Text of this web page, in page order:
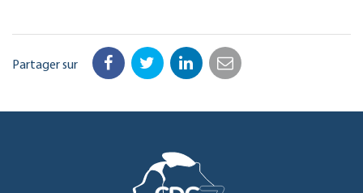
Partager sur Facebook
TwitterLinkedIn
Email